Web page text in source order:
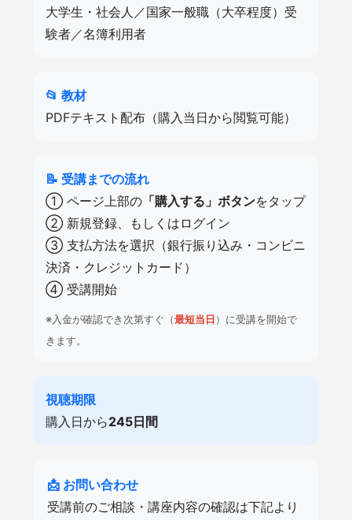
大学生・社会人／国家一般職（大卒程度）受
験者／名簿利用者
📂 教材
PDFテキスト配布（購入当日から閲覧可能）
📝 受講までの流れ
① ページ上部の 「購入する」ボタンをタップ
② 新規登録、もしくはログイン
③ 支払方法を選択（銀行振り込み・コンビニ
決済・クレジットカード）
④ 受講開始
※入金が確認でき次第すぐ（最短当日）に受講を開始で
きます。
視聴期限
購入日から245日間
📩 お問い合わせ
受講前のご相談・講座内容の確認は下記より